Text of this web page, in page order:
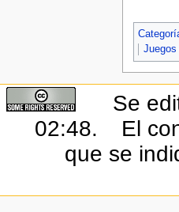
Juegos
Se
02:48.
El
que se